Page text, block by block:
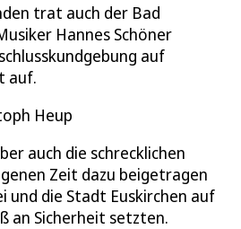
trat auch der Bad
Hannes Schöner
auf
auf.
Heup
auch die schrecklichen
Zeit dazu beigetragen
und die Stadt Euskirchen auf
an Sicherheit setzten.